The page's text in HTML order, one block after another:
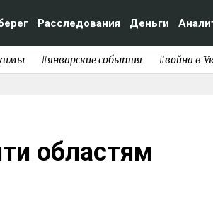
Расследования Деньги
#январские события #война в
областям